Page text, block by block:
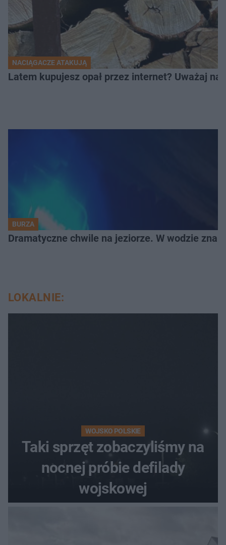
NACIĄGACZE ATAKUJĄ
Latem kupujesz opał przez internet? Uważaj na
BURZA
Dramatyczne chwile na jeziorze. W wodzie
LOKALNIE:
WOJSKO POLSKIE
Taki sprzęt zobaczyliśmy na
nocnej próbie defilady
wojskowej